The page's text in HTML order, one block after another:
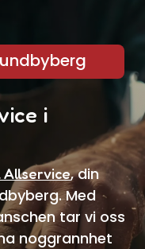
i
Allservice, din
Med
tar vi oss
noggrannhet